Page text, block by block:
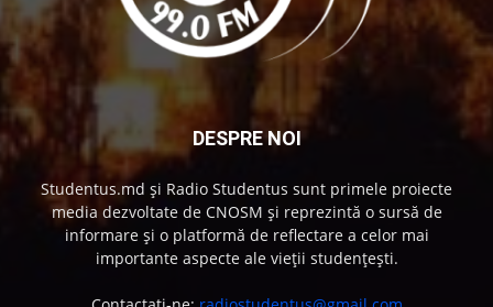
DESPRE NOI
Studentus.md și Radio Studentus sunt primele proiecte
media dezvoltate de CNOSM și reprezintă o sursă de
informare și o platformă de reflectare a celor mai
importante aspecte ale vieții studențești.